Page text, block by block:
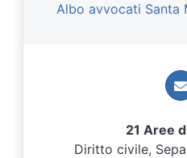
Albo avvocati Santa
21 Aree
Diritto civile,